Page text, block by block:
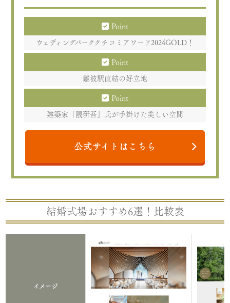
Point
ウェディングパーククチコミアワード2024GOLD！
Point
難波駅直結の好立地
Point
建築家「隈研吾」氏が手掛けた美しい空間
公式サイトはこちら
結婚式場おすすめ6選！比較表
イメージ